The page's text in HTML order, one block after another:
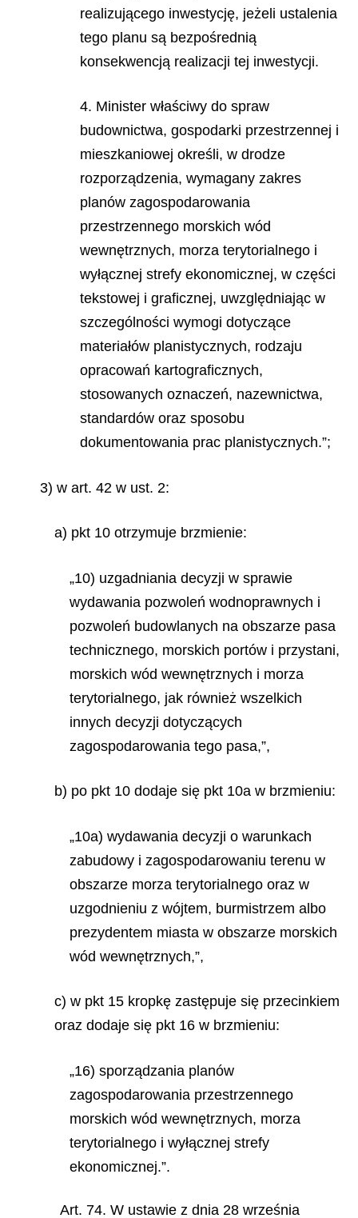
realizującego inwestycję, jeżeli ustalenia
tego planu są bezpośrednią
konsekwencją realizacji tej inwestycji.
4. Minister właściwy do spraw
budownictwa, gospodarki przestrzennej i
mieszkaniowej określi, w drodze
rozporządzenia, wymagany zakres
planów zagospodarowania
przestrzennego morskich wód
wewnętrznych, morza terytorialnego i
wyłącznej strefy ekonomicznej, w części
tekstowej i graficznej, uwzględniając w
szczególności wymogi dotyczące
materiałów planistycznych, rodzaju
opracowań kartograficznych,
stosowanych oznaczeń, nazewnictwa,
standardów oraz sposobu
dokumentowania prac planistycznych.”;
3) w art. 42 w ust. 2:
a) pkt 10 otrzymuje brzmienie:
„10) uzgadniania decyzji w sprawie
wydawania pozwoleń wodnoprawnych i
pozwoleń budowlanych na obszarze pasa
technicznego, morskich portów i przystani,
morskich wód wewnętrznych i morza
terytorialnego, jak również wszelkich
innych decyzji dotyczących
zagospodarowania tego pasa,”,
b) po pkt 10 dodaje się pkt 10a w brzmieniu:
„10a) wydawania decyzji o warunkach
zabudowy i zagospodarowaniu terenu w
obszarze morza terytorialnego oraz w
uzgodnieniu z wójtem, burmistrzem albo
prezydentem miasta w obszarze morskich
wód wewnętrznych,”,
c) w pkt 15 kropkę zastępuje się przecinkiem
oraz dodaje się pkt 16 w brzmieniu:
„16) sporządzania planów
zagospodarowania przestrzennego
morskich wód wewnętrznych, morza
terytorialnego i wyłącznej strefy
ekonomicznej.”.
Art. 74. W ustawie z dnia 28 września